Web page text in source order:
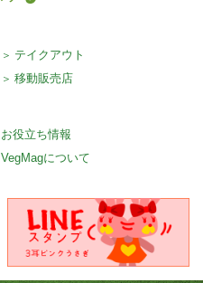
テイクアウト
移動販売店
お役立ち情報
VegMagについて